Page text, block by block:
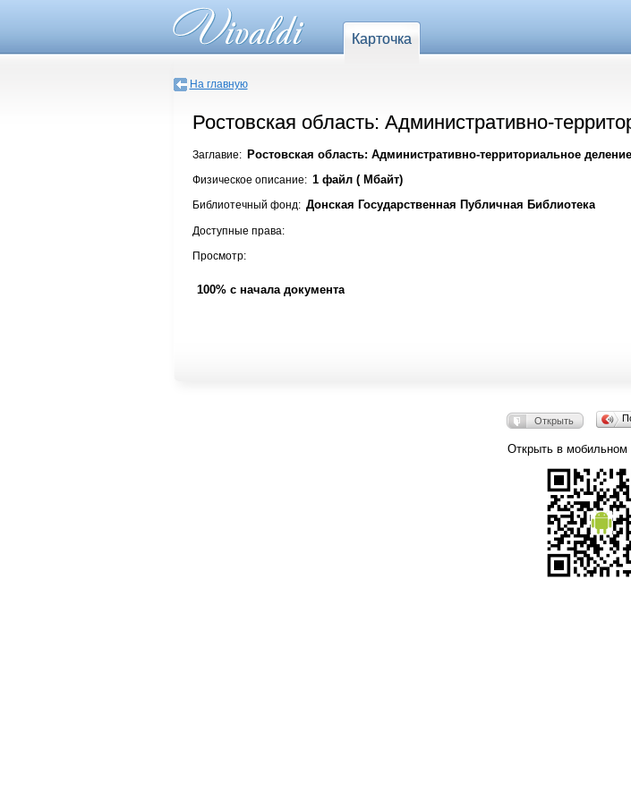
Карточка
На главную
Ростовская область: Административно-
Заглавие: Ростовская область: Административно-территориальное
Физическое описание: 1 файл ( Мбайт)
Библиотечный фонд: Донская Государственная Публичная Библиотека
Доступные права:
Просмотр:
100% с начала документа
Открыть
Открыть в мобильном